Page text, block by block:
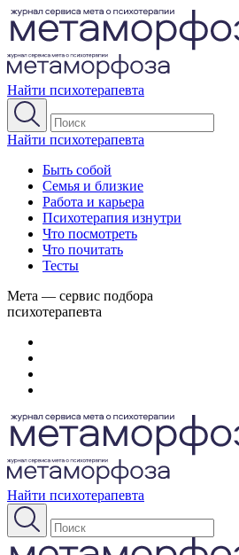
Найти психотерапевта
Найти психотерапевта
Быть собой
Семья и близкие
Работа и карьера
Психотерапия изнутри
Что посмотреть
Что почитать
Тесты
Мета — сервис подбора
психотерапевта
Найти психотерапевта